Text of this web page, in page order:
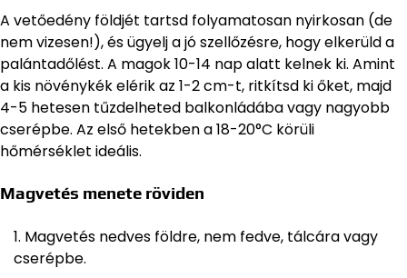
A vetőedény földjét tartsd folyamatosan nyirkosan (de
nem vizesen!), és ügyelj a jó szellőzésre, hogy elkerüld a
palántadőlést. A magok 10-14 nap alatt kelnek ki. Amint
a kis növénykék elérik az 1-2 cm-t, ritkítsd ki őket, majd
4-5 hetesen tűzdelheted balkonládába vagy nagyobb
cserépbe. Az első hetekben a 18-20°C körüli
hőmérséklet ideális.
Magvetés menete röviden
Magvetés nedves földre, nem fedve, tálcára vagy
cserépbe.